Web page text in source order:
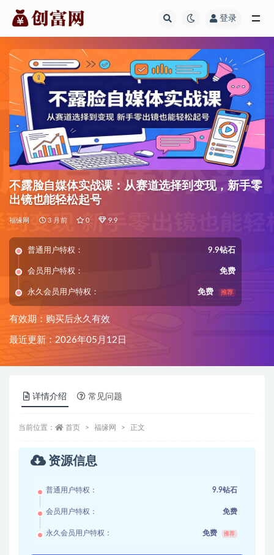
登录
不露脸自媒体实战课：从赛道选择到变现，新手零
出镜也能轻松起号
福缘网 3 月前 0 9.9
普通用户特权： 9.9钻石
会员用户特权： 免费
永久会员用户特权： 免费 推荐
有效期：购买后永久有效
最近更新：2026年05月12日
详情介绍 常见问题
当前位置： 首页 福缘网 正文
资源信息
普通用户特权： 9.9钻石
会员用户特权： 免费
永久会员用户特权： 免费 推荐